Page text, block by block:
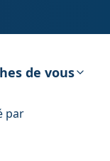
de vous
par